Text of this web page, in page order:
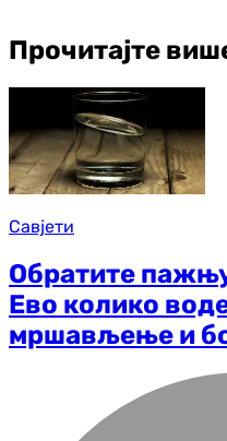
Прочитајте
Савјети
Обратите
Ево колико
мршављење и